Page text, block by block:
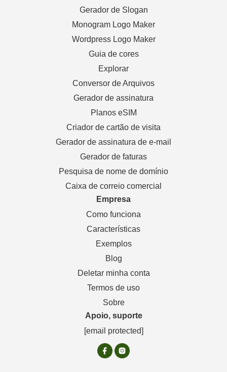
Gerador de Slogan
Monogram Logo Maker
Wordpress Logo Maker
Guia de cores
Explorar
Conversor de Arquivos
Gerador de assinatura
Planos eSIM
Criador de cartão de visita
Gerador de assinatura de e-mail
Gerador de faturas
Pesquisa de nome de domínio
Caixa de correio comercial
Empresa
Como funciona
Características
Exemplos
Blog
Deletar minha conta
Termos de uso
Sobre
Apoio, suporte
[email protected]